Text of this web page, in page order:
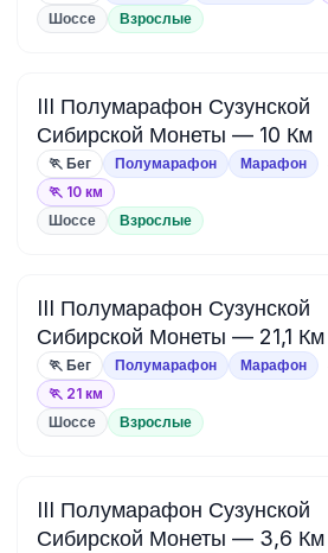
Шоссе Взрослые
III Полумарафон Сузунской
Сибирской Монеты — 10 Км
🏃 Бег Полумарафон
Марафон
🏃 10 км
Шоссе Взрослые
III Полумарафон Сузунской
Сибирской Монеты — 21,1 Км
🏃 Бег Полумарафон
Марафон
🏃 21 км
Шоссе Взрослые
III Полумарафон Сузунской
Сибирской Монеты — 3,6 Км